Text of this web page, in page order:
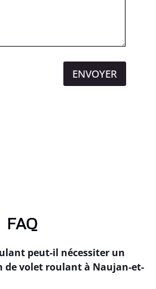
ENVOYER
FAQ
peut-il nécessiter un
de volet roulant à Naujan-et-